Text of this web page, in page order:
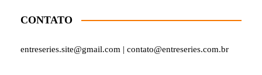
CONTATO
entreseries.site@gmail.com | contato@entreseries.com.br